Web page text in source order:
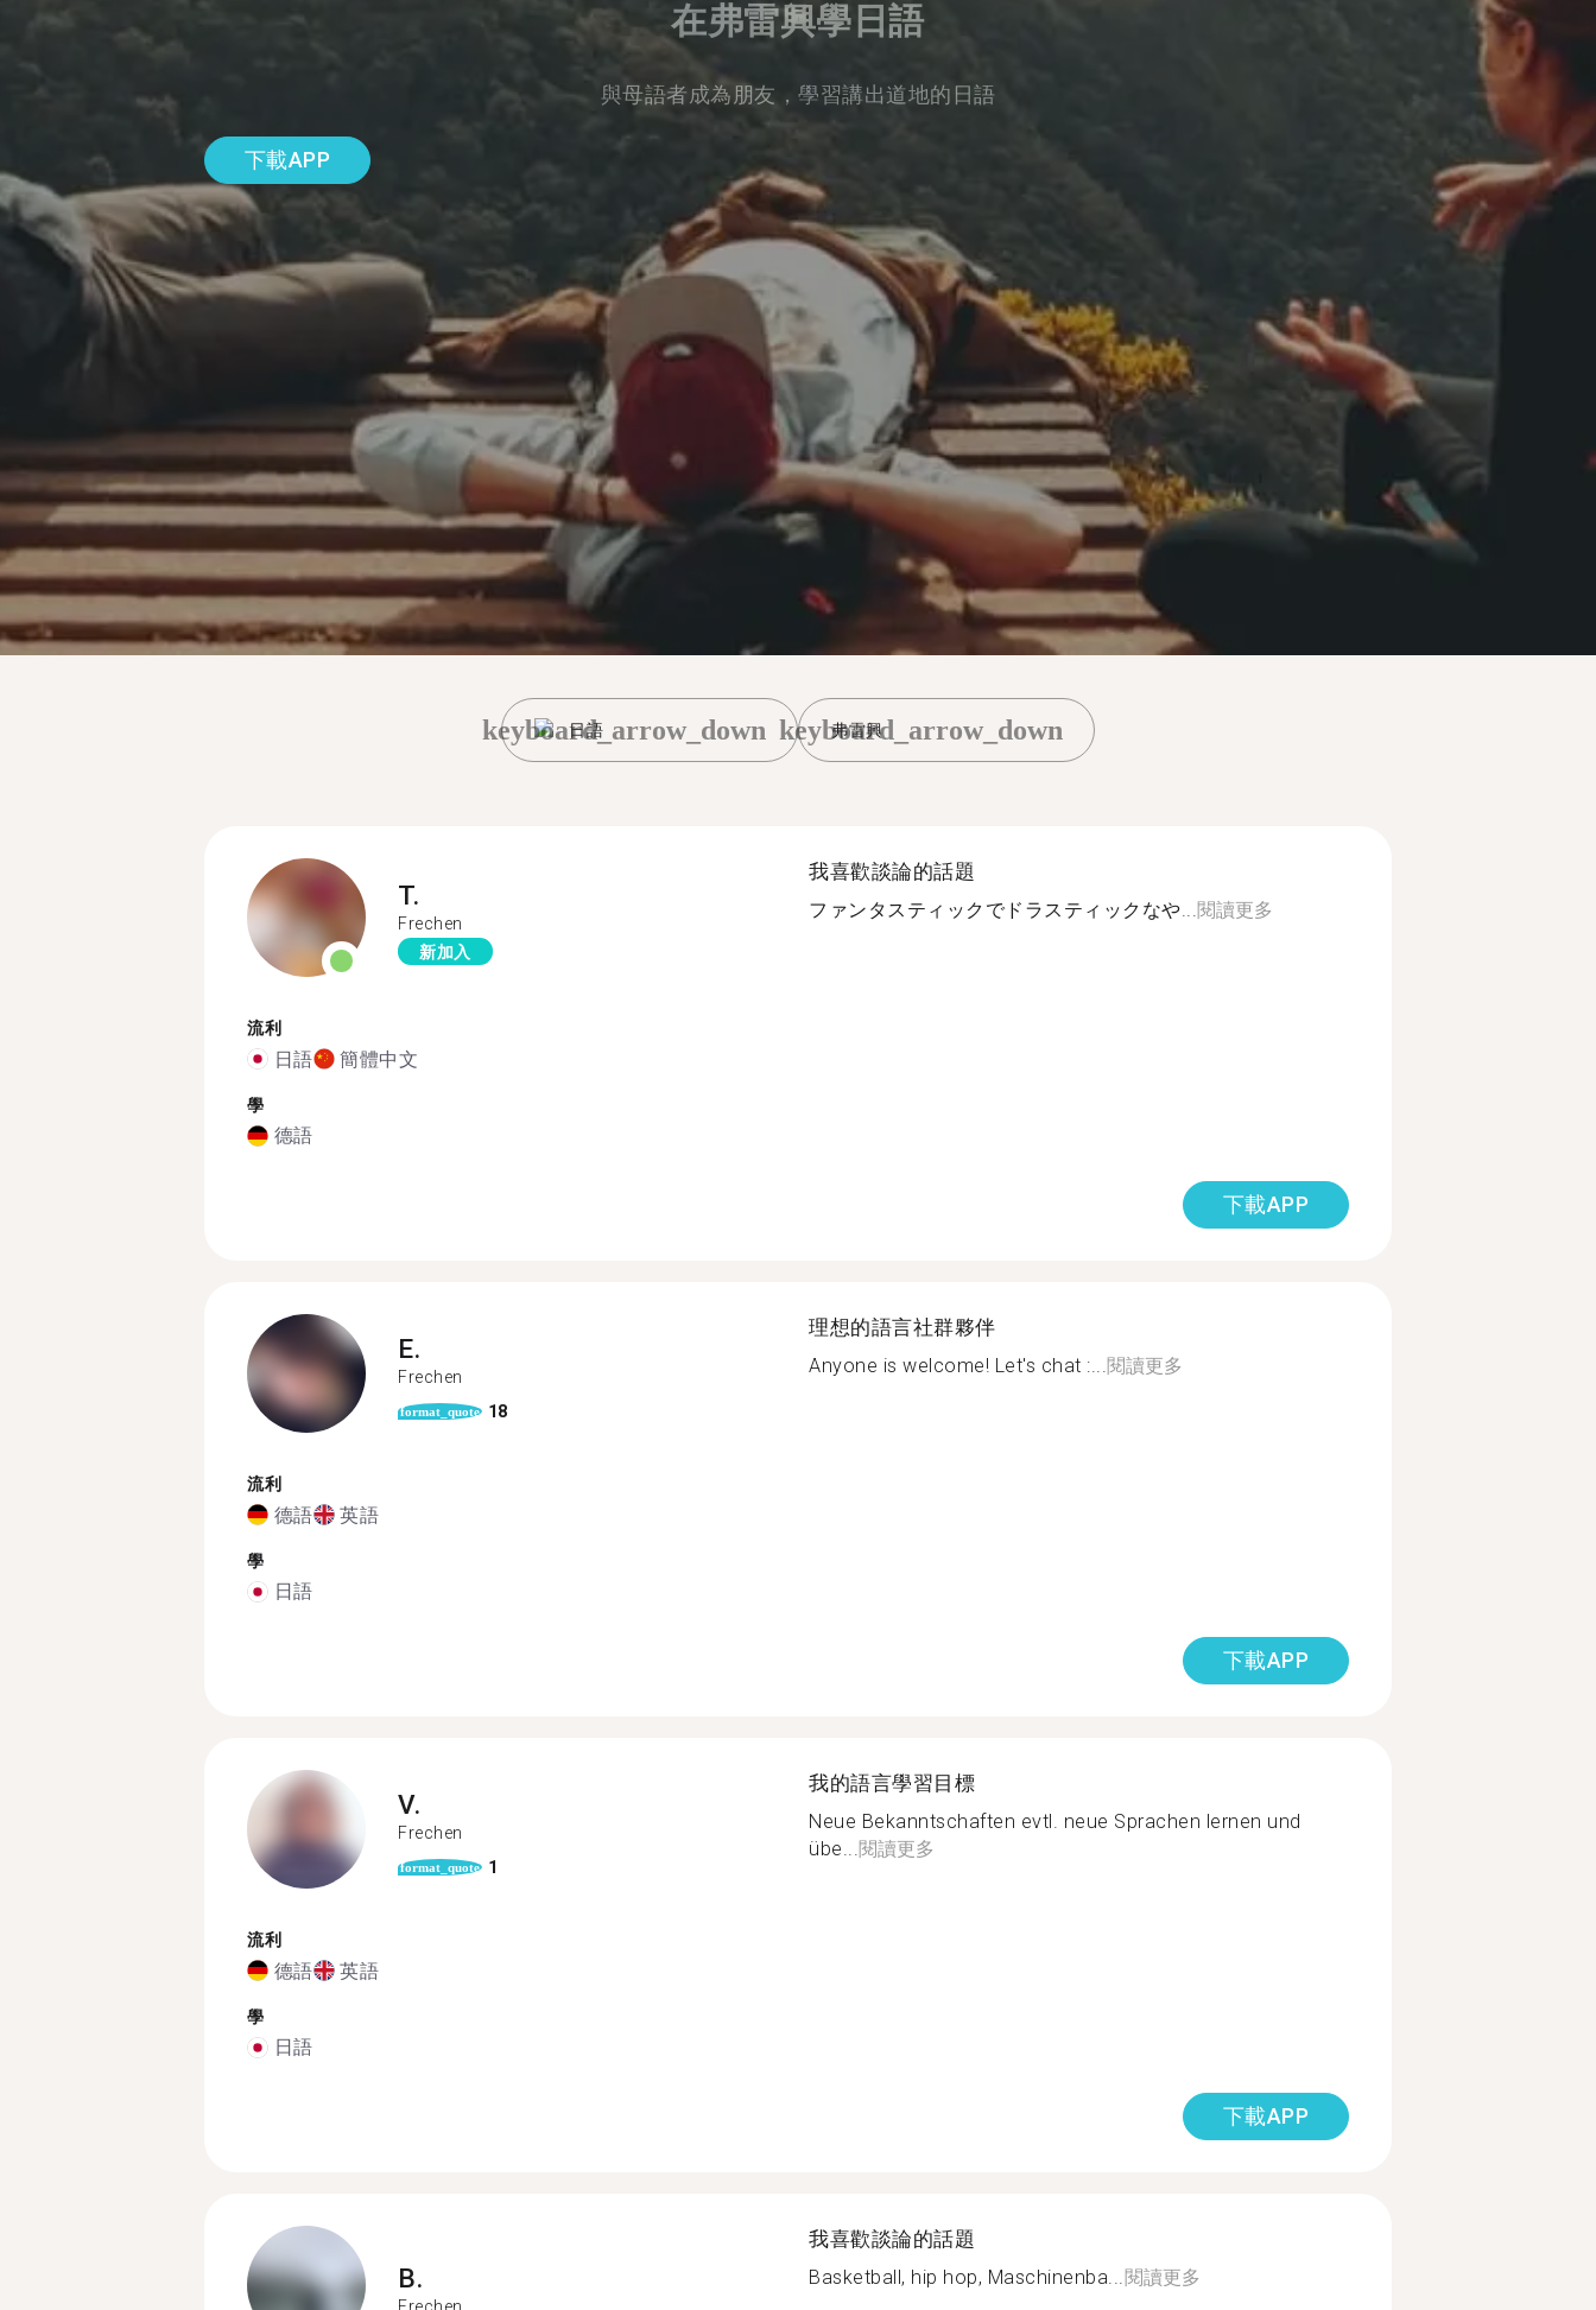
在弗雷興學日語
與母語者成為朋友，學習講出道地的日語
下載APP
日語
keyboard_arrow_down 弗雷興
keyboard_arrow_down
T.
Frechen
新加入
流利
日語 簡體中文
學
德語
我喜歡談論的話題
ファンタスティックでドラスティックなや...閱讀更多
下載APP
E.
Frechen
format_quote 18
流利
德語 英語
學
日語
理想的語言社群夥伴
Anyone is welcome! Let's chat :...閱讀更多
下載APP
V.
Frechen
format_quote 1
流利
德語 英語
學
日語
我的語言學習目標
Neue Bekanntschaften evtl. neue Sprachen lernen und
übe...閱讀更多
下載APP
B.
Frechen
我喜歡談論的話題
Basketball, hip hop, Maschinenba...閱讀更多